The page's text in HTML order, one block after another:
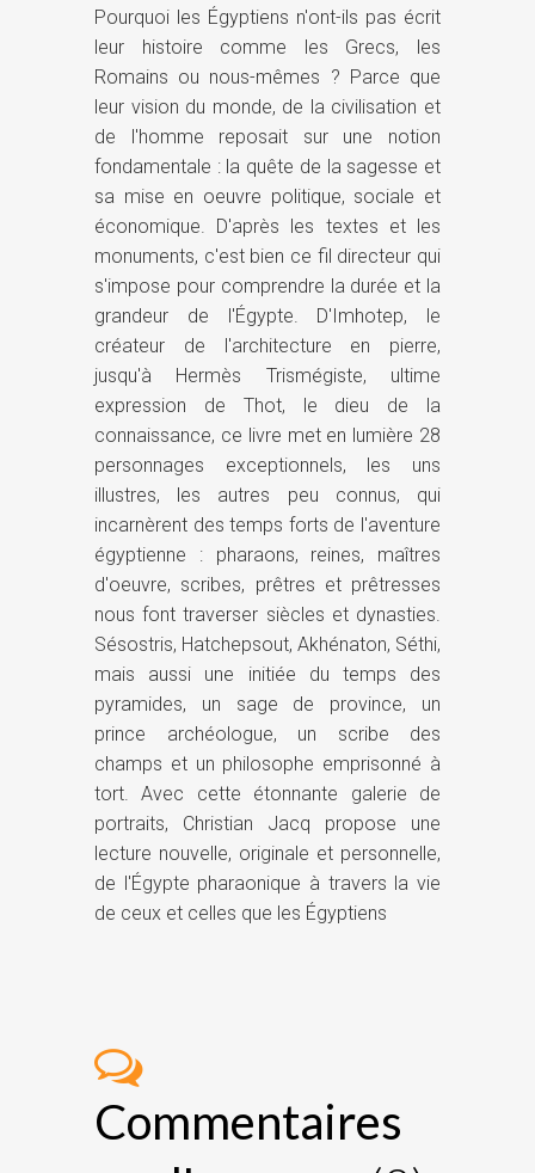
Pourquoi les Égyptiens n'ont-ils pas écrit
leur histoire comme les Grecs, les
Romains ou nous-mêmes ? Parce que
leur vision du monde, de la civilisation et
de l'homme reposait sur une notion
fondamentale : la quête de la sagesse et
sa mise en oeuvre politique, sociale et
économique. D'après les textes et les
monuments, c'est bien ce fil directeur qui
s'impose pour comprendre la durée et la
grandeur de l'Égypte. D'Imhotep, le
créateur de l'architecture en pierre,
jusqu'à Hermès Trismégiste, ultime
expression de Thot, le dieu de la
connaissance, ce livre met en lumière 28
personnages exceptionnels, les uns
illustres, les autres peu connus, qui
incarnèrent des temps forts de l'aventure
égyptienne : pharaons, reines, maîtres
d'oeuvre, scribes, prêtres et prêtresses
nous font traverser siècles et dynasties.
Sésostris, Hatchepsout, Akhénaton, Séthi,
mais aussi une initiée du temps des
pyramides, un sage de province, un
prince archéologue, un scribe des
champs et un philosophe emprisonné à
tort. Avec cette étonnante galerie de
portraits, Christian Jacq propose une
lecture nouvelle, originale et personnelle,
de l'Égypte pharaonique à travers la vie
de ceux et celles que les Égyptiens
Commentaires